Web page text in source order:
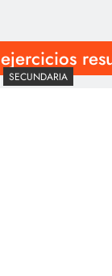
ejercicios
SECUNDARIA